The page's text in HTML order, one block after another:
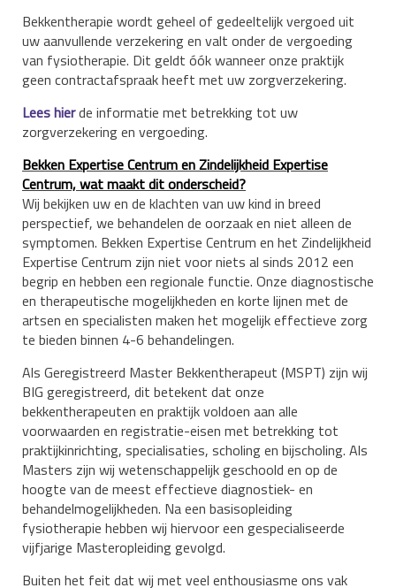
Bekkentherapie wordt geheel of gedeeltelijk vergoed uit
uw aanvullende verzekering en valt onder de vergoeding
van fysiotherapie. Dit geldt óók wanneer onze praktijk
geen contractafspraak heeft met uw zorgverzekering.
Lees hierde informatie met betrekking tot uw
zorgverzekering en vergoeding.
Bekken Expertise Centrum en Zindelijkheid Expertise
Centrum, wat maakt dit onderscheid?
Wij bekijken uw en de klachten van uw kind in breed
perspectief, we behandelen de oorzaak en niet alleen de
symptomen. Bekken Expertise Centrum en het Zindelijkheid
Expertise Centrum zijn niet voor niets al sinds 2012 een
begrip en hebben een regionale functie. Onze diagnostische
en therapeutische mogelijkheden en korte lijnen met de
artsen en specialisten maken het mogelijk effectieve zorg
te bieden binnen 4-6 behandelingen.
Als Geregistreerd Master Bekkentherapeut (MSPT) zijn wij
BIG geregistreerd, dit betekent dat onze
bekkentherapeuten en praktijk voldoen aan alle
voorwaarden en registratie-eisen met betrekking tot
praktijkinrichting, specialisaties, scholing en bijscholing. Als
Masters zijn wij wetenschappelijk geschoold en op de
hoogte van de meest effectieve diagnostiek- en
behandelmogelijkheden. Na een basisopleiding
fysiotherapie hebben wij hiervoor een gespecialiseerde
vijfjarige Masteropleiding gevolgd.
Buiten het feit dat wij met veel enthousiasme ons vak